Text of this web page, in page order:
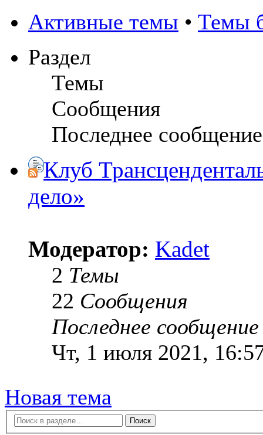
Активные темы • Темы
Раздел
Темы
Сообщения
Последнее сообщение
Клуб
дело»
Модератор: Kadet
2 Темы
22 Сообщения
Последнее сообщение
Чт, 1 июля 2021,
Новая тема